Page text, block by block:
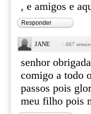
, e amigos e
Responder
JANE · 667
senhor
comigo a todo
passos pois
meu filho pois